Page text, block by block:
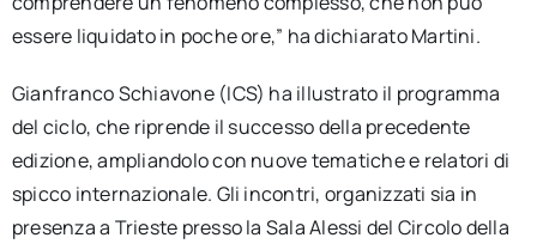
essere liquidato in poche ore,” ha dichiarato Martini.
Gianfranco Schiavone (ICS) ha illustrato il programma
del ciclo, che riprende il successo della precedente
edizione, ampliandolo con nuove tematiche e relatori di
spicco internazionale. Gli incontri, organizzati sia in
presenza a Trieste presso la Sala Alessi del Circolo della